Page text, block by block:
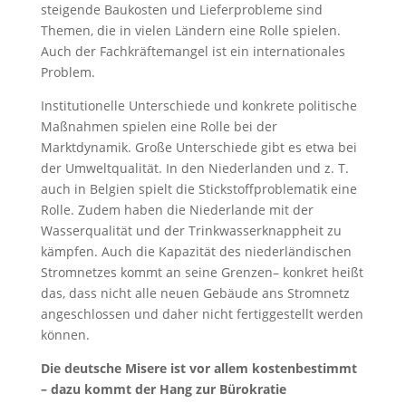
steigende Baukosten und Lieferprobleme sind
Themen, die in vielen Ländern eine Rolle spielen.
Auch der Fachkräftemangel ist ein internationales
Problem.
Institutionelle Unterschiede und konkrete politische
Maßnahmen spielen eine Rolle bei der
Marktdynamik. Große Unterschiede gibt es etwa bei
der Umweltqualität. In den Niederlanden und z. T.
auch in Belgien spielt die Stickstoffproblematik eine
Rolle. Zudem haben die Niederlande mit der
Wasserqualität und der Trinkwasserknappheit zu
kämpfen. Auch die Kapazität des niederländischen
Stromnetzes kommt an seine Grenzen– konkret heißt
das, dass nicht alle neuen Gebäude ans Stromnetz
angeschlossen und daher nicht fertiggestellt werden
können.
Die deutsche Misere ist vor allem kostenbestimmt
– dazu kommt der Hang zur Bürokratie